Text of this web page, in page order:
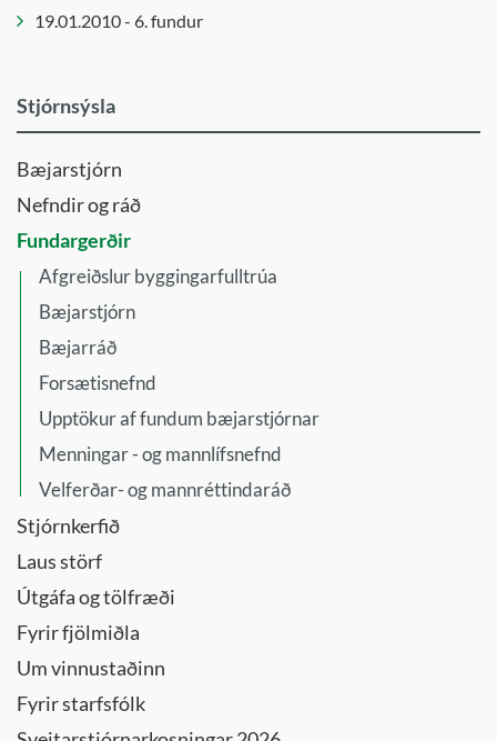
Forsætisnefnd
og
mannréttindaráð
Leikskólanefnd
Lýðheilsu-
íþróttanefnd
Menningar
- og
mannlífsnefnd
Menntaráð
og
umhverfisráð
Velferðar-
og
fatlaðs
tónlistarsafns
Íslands
Embættisafgreiðslur
Félagsmálaráð
Forvarna-
og
frístundanefnd
Framkvæmdaráð
Húsnæðisnefnd
Innkauparáð
Íþrótta- og
tómstundaráð
Íþróttaráð
Jafnréttis-
mannréttindanefnd
Jafnréttisnefnd
Kjaranefnd
Lista- og
menningarráð
og
þróunarráð
19.01.2010 - 6. fundur
Stjórnsýsla
Bæjarstjórn
Nefndir og ráð
Fundargerðir
Afgreiðslur byggingarfulltrúa
Bæjarstjórn
Bæjarráð
Forsætisnefnd
Upptökur af fundum bæjarstjórnar
Menningar - og mannlífsnefnd
Velferðar- og mannréttindaráð
Stjórnkerfið
Laus störf
Útgáfa og tölfræði
Fyrir fjölmiðla
Um vinnustaðinn
Fyrir starfsfólk